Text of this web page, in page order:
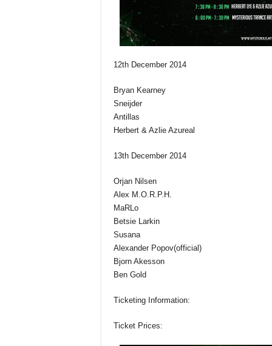
12th December 2014
Bryan Kearney
Sneijder
Antillas
Herbert & Azlie Azureal
13th December 2014
Orjan Nilsen
Alex M.O.R.P.H.
MaRLo
Betsie Larkin
Susana
Alexander Popov(official)
Bjorn Akesson
Ben Gold
Ticketing Information:
Ticket Prices: